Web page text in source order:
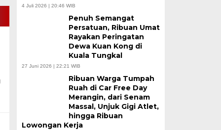
4 Juli 2026 | 20:46 WIB
Penuh Semangat
Persatuan, Ribuan Umat
Rayakan Peringatan
Dewa Kuan Kong di
Kuala Tungkal
27 Juni 2026 | 22:21 WIB
Ribuan Warga Tumpah
Ruah di Car Free Day
Merangin, dari Senam
Massal, Unjuk Gigi Atlet,
hingga Ribuan
Lowongan Kerja